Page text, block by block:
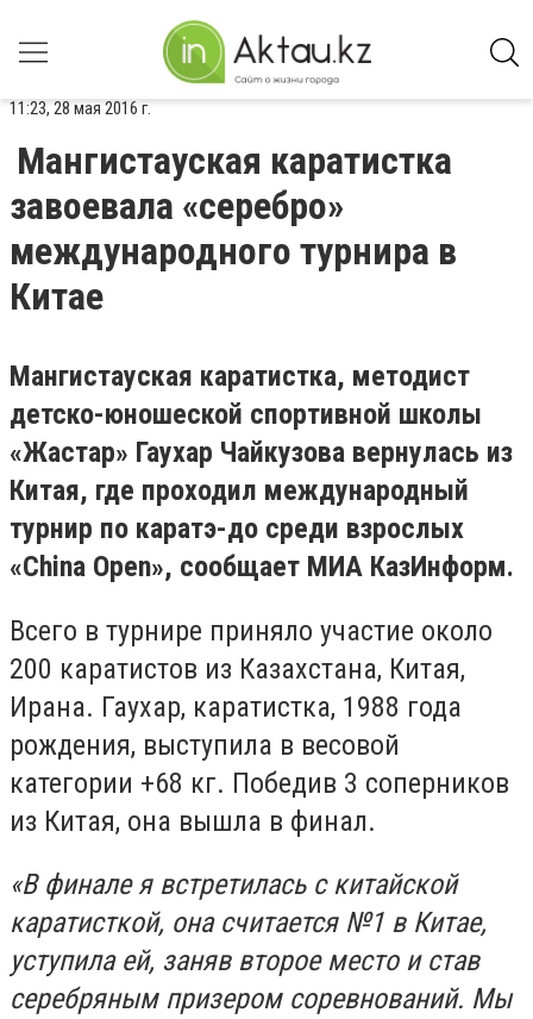
11:23, 28 мая 2016 г.
Мангистауская каратистка
завоевала «серебро»
международного турнира в
Китае
Мангистауская каратистка, методист
детско-юношеской спортивной школы
«Жастар» Гаухар Чайкузова вернулась из
Китая, где проходил международный
турнир по каратэ-до среди взрослых
«China Open», сообщает МИА КазИнформ.
Всего в турнире приняло участие около
200 каратистов из Казахстана, Китая,
Ирана. Гаухар, каратистка, 1988 года
рождения, выступила в весовой
категории +68 кг. Победив 3 соперников
из Китая, она вышла в финал.
«В финале я встретилась с китайской
каратисткой, она считается №1 в Китае,
уступила ей, заняв второе место и став
серебряным призером соревнований. Мы